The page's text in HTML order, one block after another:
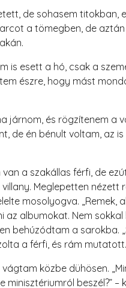
de sohasem titokban,
a tömegben, de
is esett a hó, csak a
észre, hogy mást
és rögzítenem a
de én bénult voltam, az
a szakállas férfi, de
Meglepetten
mosolyogva.
albumokat. Nem
behúzódtam a sarokba.
a férfi, és rám mutatott.
közbe dühösen.
minisztériumról beszél?”